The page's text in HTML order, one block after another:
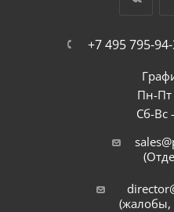
+7 495 795-
Пн-Пт
Сб-Вс
(жалобы,